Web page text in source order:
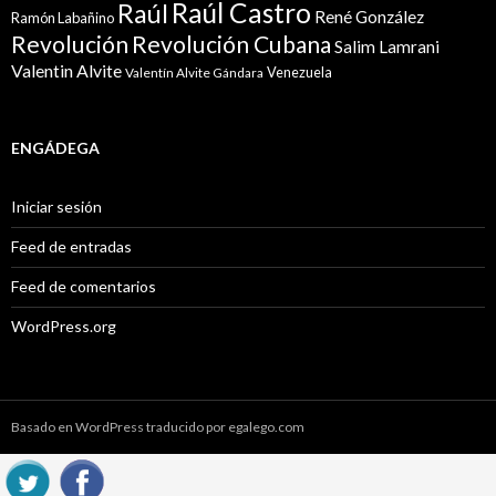
Ramón Labañino Raúl Raúl Castro René González
Revolución Revolución Cubana Salim Lamrani
Valentin Alvite Valentín Alvite Gándara Venezuela
ENGÁDEGA
Iniciar sesión
Feed de entradas
Feed de comentarios
WordPress.org
Basado en WordPress traducido por egalego.com